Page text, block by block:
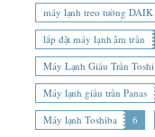
máy lạnh treo tường DAIK
lắp đặt máy lạnh âm trần
Máy Lạnh Giấu Trần Toshi
Máy lạnh giấu trần Panas
Máy lạnh Toshiba
6